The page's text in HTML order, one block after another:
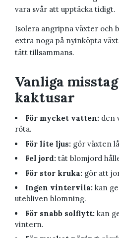
vara svår att upptäcka tidigt.
Isolera angripna växter och
extra noga på nyinköpta
tätt tillsammans.
Vanliga
kaktusar
För mycket vatten: den
röta.
För lite ljus: gör växten
Fel jord: tät blomjord
För stor kruka: gör att
Ingen vintervila: kan
utebliven blomning.
För snabb solflytt: kan
vintern.